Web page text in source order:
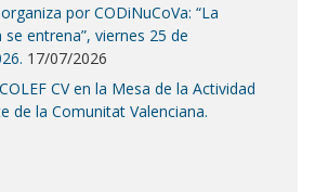
por CODiNuCoVa: “La
entrena”, viernes 25 de
17/07/2026
CV en la Mesa de la Actividad
de la Comunitat Valenciana.